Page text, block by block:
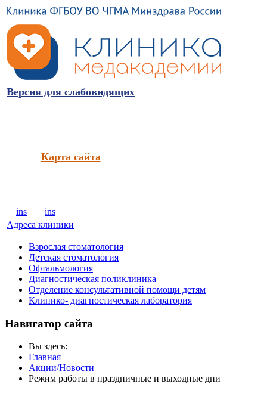
Версия для слабовидящих
Карта сайта
ins
ins
Адреса клиники
Взрослая стоматология
Детская стоматология
Офтальмология
Диагностическая поликлиника
Отделение консультативной помощи детям
Клинико- диагностическая лаборатория
Навигатор сайта
Вы здесь:
Главная
Акции/Новости
Режим работы в праздничные и выходные дни